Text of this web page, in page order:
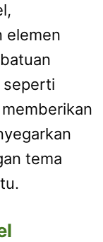
elemen
seperti
memberikan
tema